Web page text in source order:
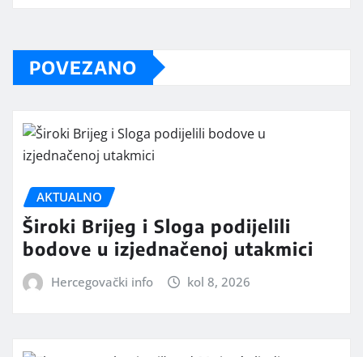
POVEZANO
AKTUALNO
Široki Brijeg i Sloga podijelili
bodove u izjednačenoj utakmici
Hercegovački info kol 8, 2026